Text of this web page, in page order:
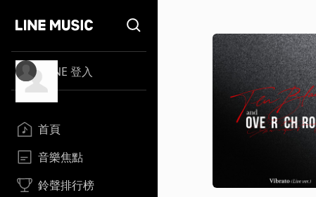
LINE 登入
首頁
音樂焦點
鈴聲排行榜